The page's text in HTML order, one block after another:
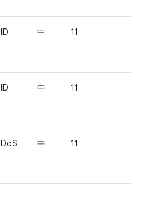
ID 中 11
ID 中 11
DoS 中 11